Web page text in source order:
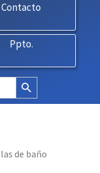
Contacto
Ppto.
Botón de búsqueda
de baño